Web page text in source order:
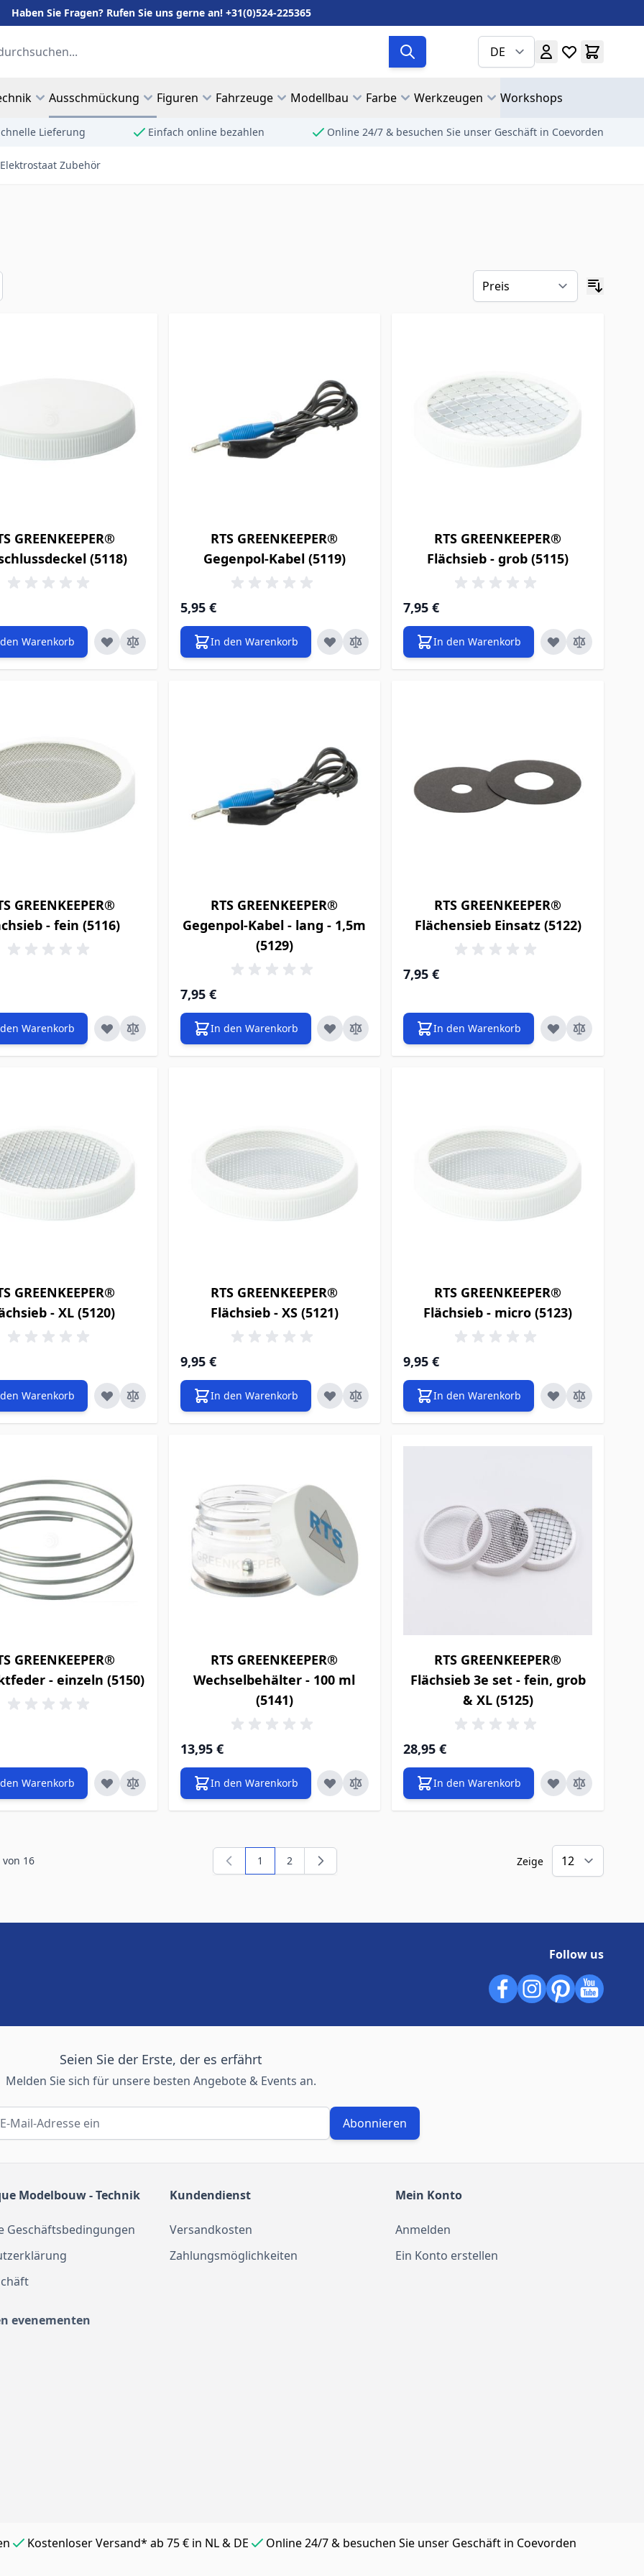
Haben Sie Fragen? Rufen Sie uns gerne an! +31(0)524-225365
DE
Ausschmückung Figuren Fahrzeuge Modellbau Farbe Werkzeugen Workshops
Lieferung Einfach online bezahlen Online 24/7 & besuchen Sie unser Geschäft in Coevorden
Elektrostaat Zubehör
GREENKEEPER®
(5118)
Warenkorb
RTS GREENKEEPER®
Gegenpol-Kabel (5119)
5,95 €
In den Warenkorb
RTS GREENKEEPER®
Flächsieb - grob (5115)
7,95 €
In den Warenkorb
GREENKEEPER®
- fein (5116)
Warenkorb
RTS GREENKEEPER®
Gegenpol-Kabel - lang - 1,5m
(5129)
7,95 €
In den Warenkorb
RTS GREENKEEPER®
Flächensieb Einsatz (5122)
7,95 €
In den Warenkorb
GREENKEEPER®
- XL (5120)
Warenkorb
RTS GREENKEEPER®
Flächsieb - XS (5121)
9,95 €
In den Warenkorb
RTS GREENKEEPER®
Flächsieb - micro (5123)
9,95 €
In den Warenkorb
GREENKEEPER®
- einzeln (5150)
Warenkorb
RTS GREENKEEPER®
Wechselbehälter - 100 ml
(5141)
13,95 €
In den Warenkorb
RTS GREENKEEPER®
Flächsieb 3e set - fein, grob
& XL (5125)
28,95 €
In den Warenkorb
von 16 Sie lesen gerade die Seite
1 Seite
2 Zeige
Follow us
Seien Sie der Erste, der es erfährt
Melden Sie sich für unsere besten Angebote & Events an.
Abonnieren
Modelbouw - Technik
Geschäftsbedingungen
evenementen
Kundendienst
Versandkosten
Zahlungsmöglichkeiten
Mein Konto
Anmelden
Ein Konto erstellen
Kostenloser Versand* ab 75 € in NL & DE Online 24/7 & besuchen Sie unser Geschäft in Coevorden